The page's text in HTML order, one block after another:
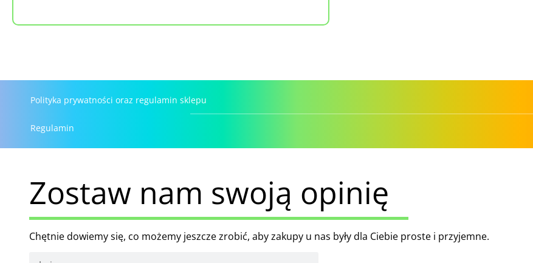
Polityka prywatności oraz regulamin sklepu
Regulamin
Zostaw nam swoją opinię
Chętnie dowiemy się, co możemy jeszcze zrobić, aby zakupy u nas były dla Ciebie proste i przyjemne.